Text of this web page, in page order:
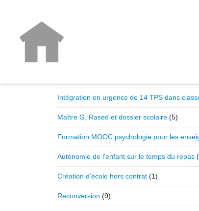
Intégration en urgence de 14 TPS dans
Maître G, Rased et dossier scolaire (5)
Formation MOOC psychologie pour les
Autonomie de l'enfant sur le temps du repas
Création d'école hors contrat (1)
Reconversion (9)